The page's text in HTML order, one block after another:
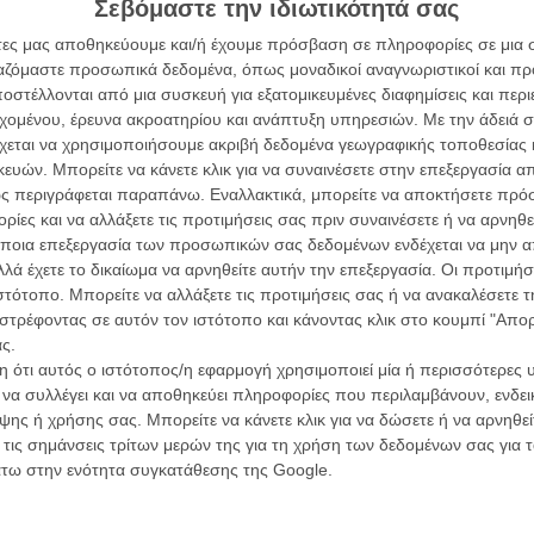
Σεβόμαστε την ιδιωτικότητά σας
μας αποθηκεύουμε και/ή έχουμε πρόσβαση σε πληροφορίες σε
προσωπικά δεδομένα, όπως μοναδικοί αναγνωριστικοί και
από μια συσκευή για εξατομικευμένες διαφημίσεις και
έρευνα ακροατηρίου και ανάπτυξη υπηρεσιών. Με την άδειά
να χρησιμοποιήσουμε ακριβή δεδομένα γεωγραφικής τοποθεσίας
Μπορείτε να κάνετε κλικ για να συναινέσετε στην επεξεργασία
περιγράφεται παραπάνω. Εναλλακτικά, μπορείτε να αποκτήσετε
και να αλλάξετε τις προτιμήσεις σας πριν συναινέσετε ή να
επεξεργασία των προσωπικών σας δεδομένων ενδέχεται να μην
έχετε το δικαίωμα να αρνηθείτε αυτήν την επεξεργασία. Οι
Μπορείτε να αλλάξετε τις προτιμήσεις σας ή να ανακαλέσετε
σε αυτόν τον ιστότοπο και κάνοντας κλικ στο κουμπί
αυτός ο ιστότοπος/η εφαρμογή χρησιμοποιεί μία ή περισσότερες
συλλέγει και να αποθηκεύει πληροφορίες που περιλαμβάνουν,
ή χρήσης σας. Μπορείτε να κάνετε κλικ για να δώσετε ή να
σημάνσεις τρίτων μερών της για τη χρήση των δεδομένων σας
στην ενότητα συγκατάθεσης της Google.
βρίσκεται μπροστά του (η αρκετά εφετζίδικη σκηνή
Rolling Stones ως μουσική υπόκρουση το
λεπτά καθώς μας παρουσιάζει τους ήρωες της
εκδοχή της Justice League χωρίς αρκετά
αντιμετωπίσουν τον Τεθ Ανταμ, μιας και θεωρείται
αποφασίζει να χαμηλώσει τους τόνους και να
όλη την οικογένεια πλοκή, με αρκετά κωμικά στοιχεία
με το «Black Adam». Είναι σαν να υπάρχουν
οποίες προσπαθούν να επιβληθούν η μια πάνω στην
ταινία, με έναν χαρακτήρα ο οποίος είναι
χωρίς να αποξενώνει πλήρως και το πιο ανήλικο
όμως και μια διασκεδαστική εταινία. Στο επίκεντρό
για το τι είναι αυτό που ξεχωρίζει τους καλούς
βάζοντας τον Ανταμ να πολεμάει για τον
και τους υπερήρωες της JSA να τον βλέπουν ως
Ο
10
τον
τα βλέπεις όλα σινεμά...
εβδομάδα
τρόπο του flix
του flix, στο inbox σου
ειδήσεις | νέες ταινίες | πρόγραμμα αιθουσών για όλη την Ελλάδα |
| συνεντεύξεις | απόψεις | αφιερώματα | διαγωνισμοί
ΕΓΓΡΑΦΗ